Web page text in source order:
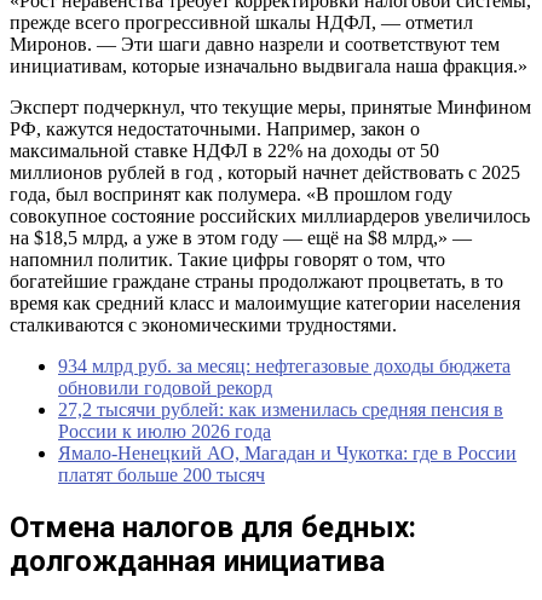
прежде всего прогрессивной шкалы НДФЛ, — отметил
Миронов. — Эти шаги давно назрели и соответствуют тем
инициативам, которые изначально выдвигала наша фракция.»
Эксперт подчеркнул, что текущие меры, принятые Минфином
РФ, кажутся недостаточными. Например, закон о
максимальной ставке НДФЛ в 22% на доходы от 50
миллионов рублей в год , который начнет действовать с 2025
года, был воспринят как полумера. «В прошлом году
совокупное состояние российских миллиардеров увеличилось
на $18,5 млрд, а уже в этом году — ещё на $8 млрд,» —
напомнил политик. Такие цифры говорят о том, что
богатейшие граждане страны продолжают процветать, в то
время как средний класс и малоимущие категории населения
сталкиваются с экономическими трудностями.
934 млрд руб. за месяц: нефтегазовые доходы бюджета
обновили годовой рекорд
27,2 тысячи рублей: как изменилась средняя пенсия в
России к июлю 2026 года
Ямало-Ненецкий АО, Магадан и Чукотка: где в России
платят больше 200 тысяч
Отмена налогов для бедных:
долгожданная инициатива